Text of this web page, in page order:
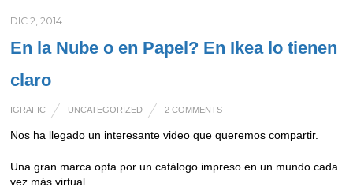
DIC 2, 2014
En la Nube o en Papel? En Ikea lo tienen
claro
IGRAFIC UNCATEGORIZED 2 COMMENTS
Nos ha llegado un interesante video que queremos compartir.
Una gran marca opta por un catálogo impreso en un mundo cada
vez más virtual.